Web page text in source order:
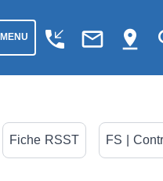
MENU phone_callback mail_outline pin_drop
Fiche RSST FS |